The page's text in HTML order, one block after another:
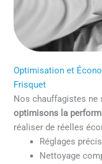
Optimisation et
Frisquet
Nos chauffagistes ne
optimisons la
réaliser de réelles
Réglages
Nettoyage